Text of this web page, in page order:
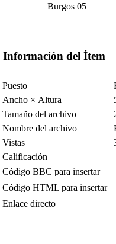
Burgos 05
Información del Ítem
Puesto
Ancho × Altura
Tamaño del archivo
Nombre del archivo
Vistas
Calificación
Código BBC para insertar
Código HTML para insertar
Enlace directo